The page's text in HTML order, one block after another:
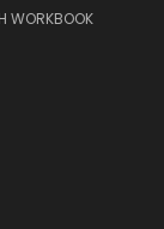
WORKBOOK